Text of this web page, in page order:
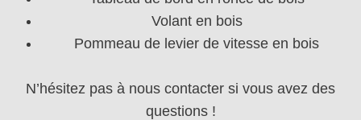
Volant en bois
Pommeau de levier de vitesse en bois
N’hésitez pas à nous contacter si vous avez des
questions !